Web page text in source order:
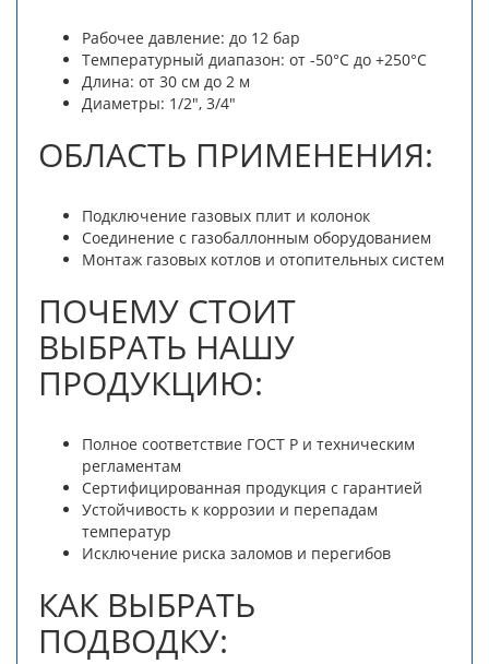
Рабочее давление: до 12 бар
Температурный диапазон: от -50°C до +250°C
Длина: от 30 см до 2 м
Диаметры: 1/2", 3/4"
ОБЛАСТЬ ПРИМЕНЕНИЯ:
Подключение газовых плит и колонок
Соединение с газобаллонным оборудованием
Монтаж газовых котлов и отопительных систем
ПОЧЕМУ СТОИТ
ВЫБРАТЬ НАШУ
ПРОДУКЦИЮ:
Полное соответствие ГОСТ Р и техническим
регламентам
Сертифицированная продукция с гарантией
Устойчивость к коррозии и перепадам
температур
Исключение риска заломов и перегибов
КАК ВЫБРАТЬ
ПОДВОДКУ: